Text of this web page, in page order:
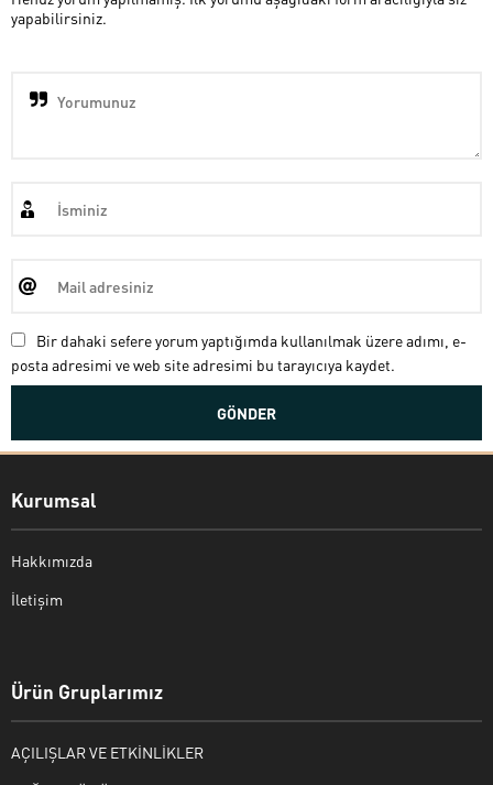
yapabilirsiniz.
Bir dahaki sefere yorum yaptığımda kullanılmak üzere adımı, e-
posta adresimi ve web site adresimi bu tarayıcıya kaydet.
Kurumsal
Hakkımızda
İletişim
Ürün Gruplarımız
AÇILIŞLAR VE ETKİNLİKLER